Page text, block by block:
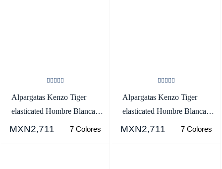
Alpargatas Kenzo Tiger
elasticated Hombre Blancas -
SKU.3557621
MXN2,711 7 Colores
Alpargatas Kenzo Tiger
elasticated Hombre Blancas -
SKU.9988016
MXN2,711 7 Colores